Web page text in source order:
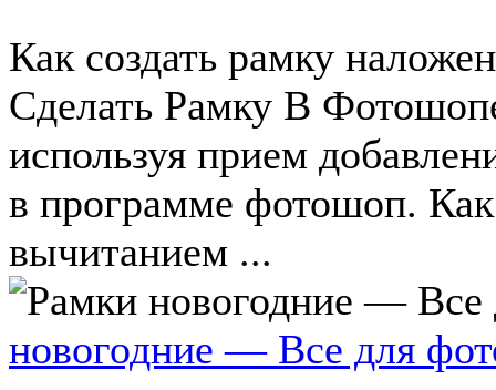
Как создать рамку
Сделать Рамку В
используя прием
в программе фотошоп.
вычитанием ...
новогодние — Все для